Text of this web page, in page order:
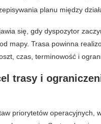
planu między
się, gdy dyspozytor
mapy. Trasa powinna
czas, terminowość i
trasy i
priorytetów operacyjnych,